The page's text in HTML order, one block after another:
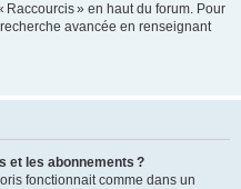
Raccourcis » en haut du forum. Pour
avancée en renseignant
et les abonnements ?
fonctionnait comme dans un